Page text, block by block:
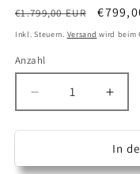
Normaler
Preis
€1.799,00 EUR
Inkl. Steuern. Versand wird beim
Anzahl
Anzahl
Verringere
die
Menge
Kress
die
für
In